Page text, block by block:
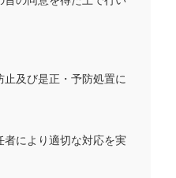
及び是正・予防処置に
により適切な対応を実